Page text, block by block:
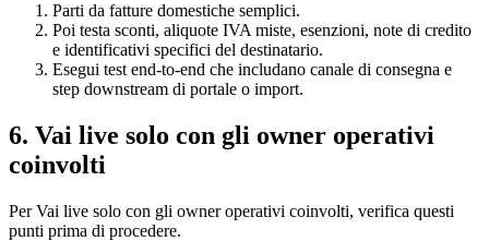
Parti da fatture domestiche semplici.
Poi testa sconti, aliquote IVA miste, esenzioni, note di credito
e identificativi specifici del destinatario.
Esegui test end-to-end che includano canale di consegna e
step downstream di portale o import.
6. Vai live solo con gli owner operativi
coinvolti
Per Vai live solo con gli owner operativi coinvolti, verifica questi
punti prima di procedere.